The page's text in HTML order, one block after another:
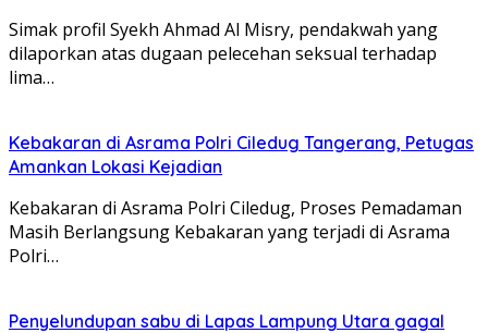
Simak profil Syekh Ahmad Al Misry, pendakwah yang
dilaporkan atas dugaan pelecehan seksual terhadap
lima…
Kebakaran di Asrama Polri Ciledug Tangerang, Petugas
Amankan Lokasi Kejadian
Kebakaran di Asrama Polri Ciledug, Proses Pemadaman
Masih Berlangsung Kebakaran yang terjadi di Asrama
Polri…
Penyelundupan sabu di Lapas Lampung Utara gagal